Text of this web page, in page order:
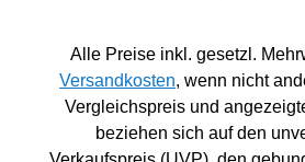
Alle Preise inkl. gesetzl.
Versandkosten, wenn nicht
Vergleichspreis und
beziehen sich auf den